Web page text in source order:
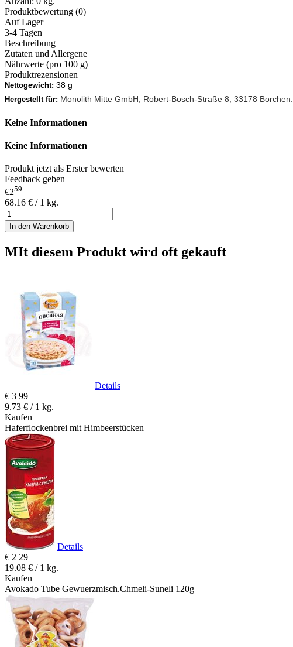
Produktbewertung (0)
Auf Lager
3-4 Tagen
Beschreibung
Zutaten und Allergene
Nährwerte (pro 100 g)
Produktrezensionen
Nettogewicht: 38 g
Hergestellt für: Monolith Mitte GmbH, Robert-Bosch-Straße 8, 33178 Borchen.
Keine Informationen
Keine Informationen
Produkt jetzt als Erster bewerten
Feedback geben
€259
68.16 € / 1 kg.
In den Warenkorb
MIt diesem Produkt wird oft gekauft
Details
€ 3 99
9.73 € / 1 kg.
Kaufen
Haferflockenbrei mit Himbeerstücken
Details
€ 2 29
19.08 € / 1 kg.
Kaufen
Avokado Tube Gewuerzmisch.Chmeli-Suneli 120g